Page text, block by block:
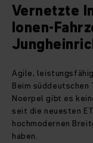
Vernetzte
Ionen-
Agile,
Beim
Noerpel gibt es
seit die neuesten
hochmodernen
haben.